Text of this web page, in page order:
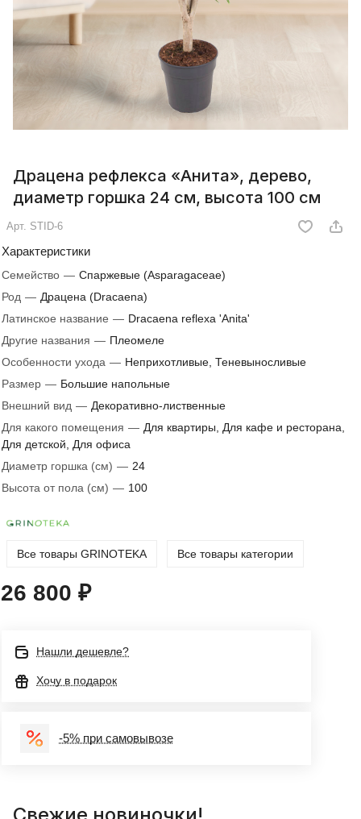
Драцена рефлекса «Анита», дерево,
диаметр горшка 24 см, высота 100 см
Арт. STID-6
Характеристики
Семейство — Спаржевые (Asparagaceae)
Род — Драцена (Dracaena)
Латинское название — Dracaena reflexa 'Anita'
Другие названия — Плеомеле
Особенности ухода — Неприхотливые, Теневыносливые
Размер — Большие напольные
Внешний вид — Декоративно-лиственные
Для какого помещения — Для квартиры, Для кафе и ресторана,
Для детской, Для офиса
Диаметр горшка (см) — 24
Высота от пола (см) — 100
Все товары GRINOTEKA Все товары категории
26 800 ₽
Нашли дешевле?
Хочу в подарок
-5% при самовывозе